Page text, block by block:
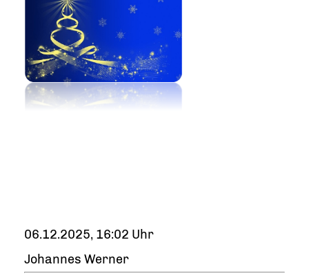
06.12.2025, 16:02 Uhr
Johannes Werner